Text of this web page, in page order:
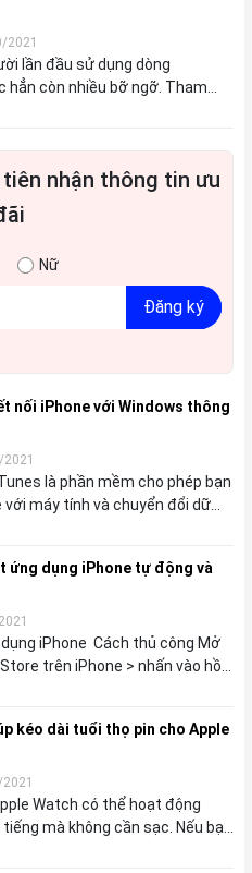
2021
lần đầu sử dụng dòng
hẳn còn nhiều bỡ ngỡ. Tham
nhận thông tin ưu
Nữ
Đăng ký
nối iPhone với Windows thông
là phần mềm cho phép bạn
với máy tính và chuyển đổi dữ
ứng dụng iPhone tự động và
iPhone Cách thủ công Mở
trên iPhone > nhấn vào hồ
kéo dài tuổi thọ pin cho Apple
Watch có thể hoạt động
mà không cần sạc. Nếu bạn